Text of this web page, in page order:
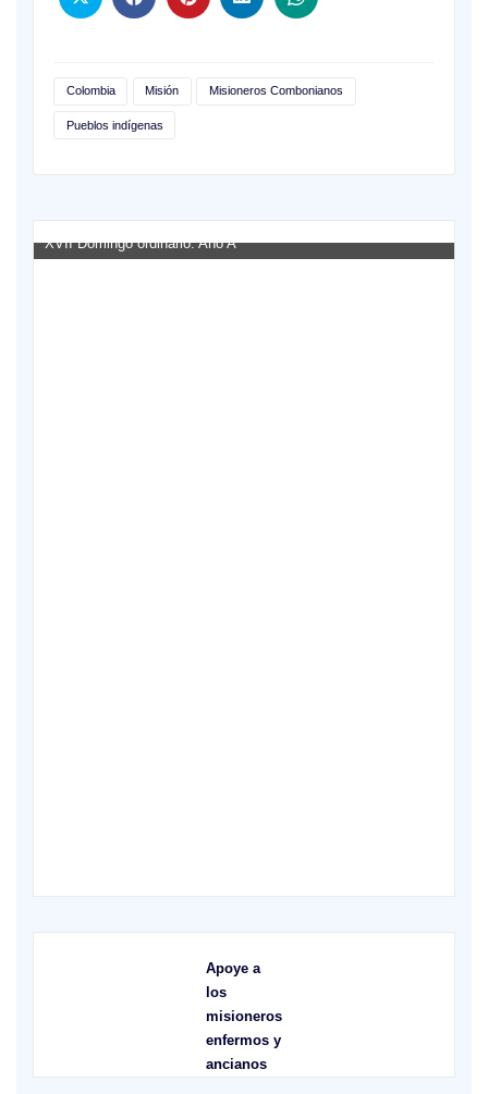
Colombia Misión Misioneros Combonianos
Pueblos indígenas
XVII Domingo ordinario. Año A
Apoye a
los
misioneros
enfermos y
ancianos